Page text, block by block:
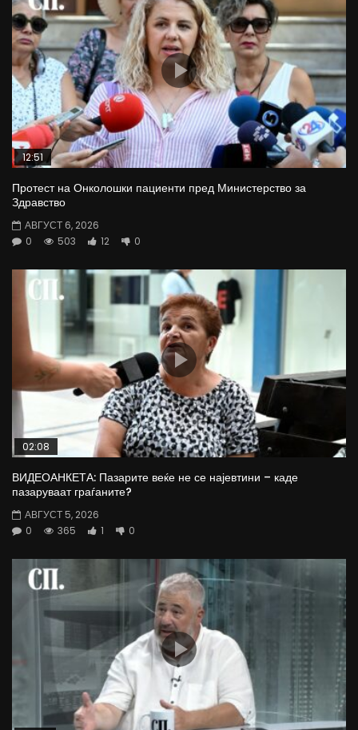
12:51
Протест на Онколошки пациенти пред Министерство за
Здравство
АВГУСТ 6, 2026
0
503 12 0
02:08
ВИДЕОАНКЕТА: Пазарите веќе не се најевтини – каде
пазаруваат граѓаните?
АВГУСТ 5, 2026
0
365 1 0